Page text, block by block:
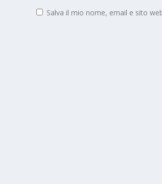
Salva il mio nome, email e sito